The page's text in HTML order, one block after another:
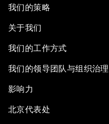
我们的策略
关于我们
我们的工作方式
我们的领导团队与组织治理
影响力
北京代表处